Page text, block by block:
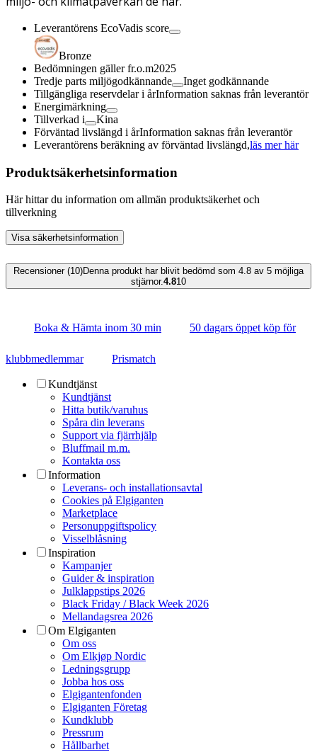
Leverantörens EcoVadis score
Bronze
Bedömningen gäller fr.o.m2025
Tredje parts miljögodkännande
Inget godkännande
Tillgängliga reservdelar i årInformation saknas från leverantör
Energimärkning
Tillverkad i
Kina
Förväntad livslängd i årInformation saknas från leverantör
Leverantörens beräkning av förväntad livslängd,läs mer här
Produktsäkerhetsinformation
Här hittar du information om allmän produktsäkerhet och
tillverkning
Visa säkerhetsinformation
Recensioner (10)Denna produkt har blivit bedömd som 4.8 av 5 möjliga
stjärnor.4.810
Boka & Hämta inom 30 min 50 dagars öppet köp för
klubbmedlemmar Prismatch
Kundtjänst
Kundtjänst
Hitta butik/varuhus
Spåra din leverans
Support via fjärrhjälp
Bluffmail m.m.
Kontakta oss
Information
Leverans- och installationsavtal
Cookies på Elgiganten
Marketplace
Personuppgiftspolicy
Visselblåsning
Inspiration
Kampanjer
Guider & inspiration
Julklappstips 2026
Black Friday / Black Week 2026
Mellandagsrea 2026
Om Elgiganten
Om oss
Om Elkjøp Nordic
Ledningsgrupp
Jobba hos oss
Elgigantenfonden
Elgiganten Företag
Kundklubb
Pressrum
Hållbarhet